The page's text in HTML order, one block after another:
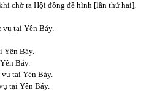
chờ ra Hội đồng đề hình [lần thứ hai],
vụ tại Yên Báy.
Yên Báy.
Báy.
tại Yên Báy.
tại Yên Báy.